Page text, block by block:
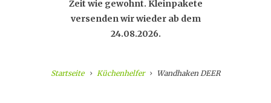
Zeit wie gewohnt. Kleinpakete
versenden wir wieder ab dem
24.08.2026.
Startseite Küchenhelfer Wandhaken DEER